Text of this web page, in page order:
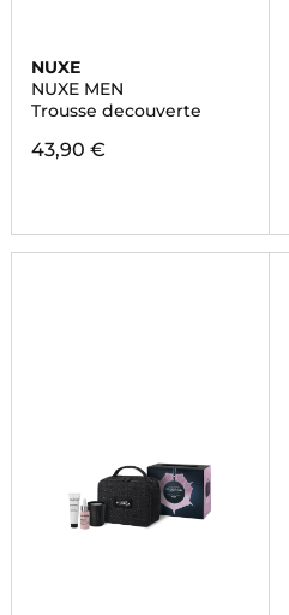
NUXE
NUXE MEN
Trousse decouverte
43,90 €